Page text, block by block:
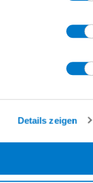
Details zeigen